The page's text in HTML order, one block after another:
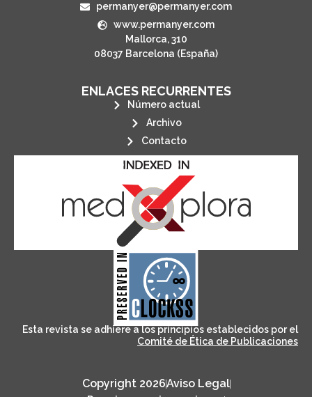
permanyer@permanyer.com
www.permanyer.com
Mallorca, 310
08037 Barcelona (España)
ENLACES RECURRENTES
Número actual
Archivo
Contacto
CLOCKSS is a dak archive that
ensures the long-term survival
of web-based scholary
publications, governed by and for
its stakeholders.
Esta revista se adhiere a los principios establecidos por el
Comité de Ética de Publicaciones
Copyright 2026Aviso Legal